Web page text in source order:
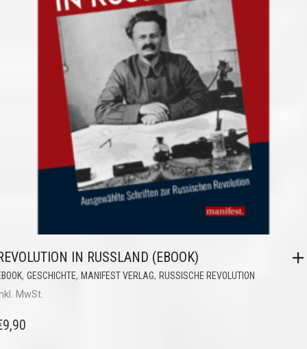
IN RUSSLAND (EBOOK)
, GESCHICHTE, MANIFEST VERLAG, RUSSISCHE REVOLUTION
MwSt.
9,90